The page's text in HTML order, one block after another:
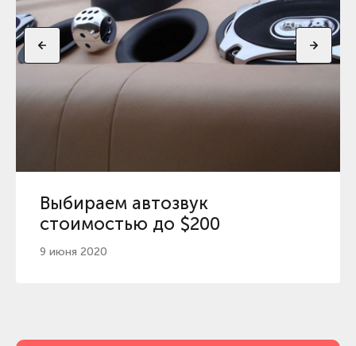
Выбираем автозвук
стоимостью до $200
9 июня 2020